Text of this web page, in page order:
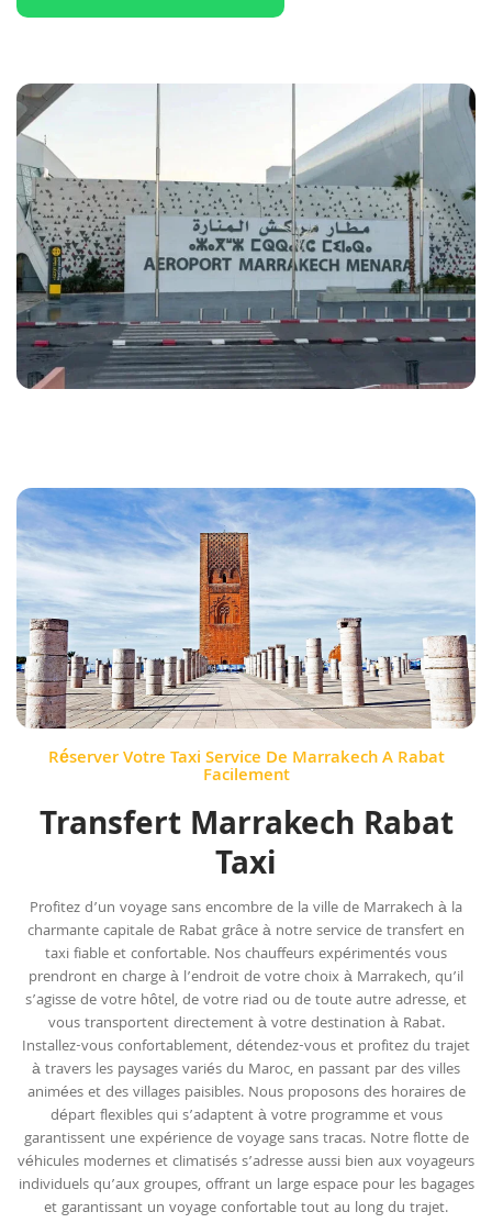
Réserver Votre Taxi Service De Marrakech A Rabat
Facilement
Transfert Marrakech Rabat
Taxi
Profitez d’un voyage sans encombre de la ville de Marrakech à la
charmante capitale de Rabat grâce à notre service de transfert en
taxi fiable et confortable. Nos chauffeurs expérimentés vous
prendront en charge à l’endroit de votre choix à Marrakech, qu’il
s’agisse de votre hôtel, de votre riad ou de toute autre adresse, et
vous transportent directement à votre destination à Rabat.
Installez-vous confortablement, détendez-vous et profitez du trajet
à travers les paysages variés du Maroc, en passant par des villes
animées et des villages paisibles. Nous proposons des horaires de
départ flexibles qui s’adaptent à votre programme et vous
garantissent une expérience de voyage sans tracas. Notre flotte de
véhicules modernes et climatisés s’adresse aussi bien aux voyageurs
individuels qu’aux groupes, offrant un large espace pour les bagages
et garantissant un voyage confortable tout au long du trajet.